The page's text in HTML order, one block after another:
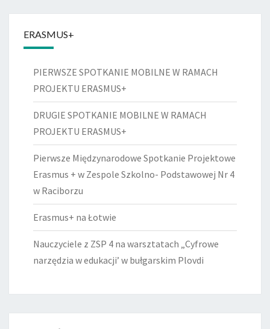
ERASMUS+
PIERWSZE SPOTKANIE MOBILNE W RAMACH
PROJEKTU ERASMUS+
DRUGIE SPOTKANIE MOBILNE W RAMACH
PROJEKTU ERASMUS+
Pierwsze Międzynarodowe Spotkanie Projektowe
Erasmus + w Zespole Szkolno- Podstawowej Nr 4
w Raciborzu
Erasmus+ na Łotwie
Nauczyciele z ZSP 4 na warsztatach „Cyfrowe
narzędzia w edukacji’ w bułgarskim Plovdi